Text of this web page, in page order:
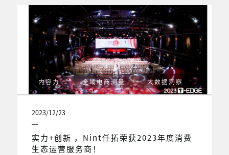
内容力 全域电商测量 大数据洞察
2023/12/23
实力+创新 ，Nint任拓荣获2023年度消费
生态运营服务商！